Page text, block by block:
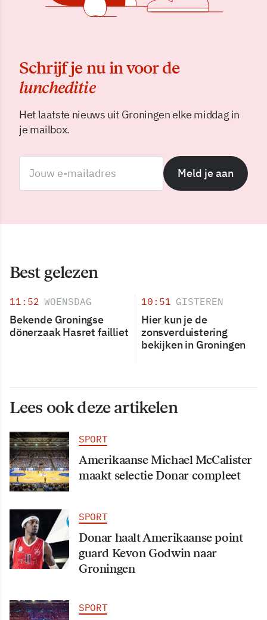
Schrijf je nu in voor de
luncheditie
Het laatste nieuws uit Groningen elke middag in
je mailbox.
Meld je aan
Best gelezen
11:52 WOENSDAG
Bekende Groningse
dönerzaak Hasret failliet
10:51 GISTEREN
Hier kun je de
zonsverduistering
bekijken in Groningen
Lees ook deze artikelen
SPORT
Amerikaanse Michael McCalister
maakt selectie Donar compleet
SPORT
Donar haalt Amerikaanse point
guard Kevon Godwin naar
Groningen
SPORT